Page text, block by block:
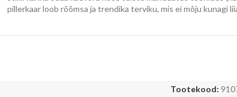
pillerkaar loob rõõmsa ja trendika terviku, mis ei mõju kunagi
Tootekood: